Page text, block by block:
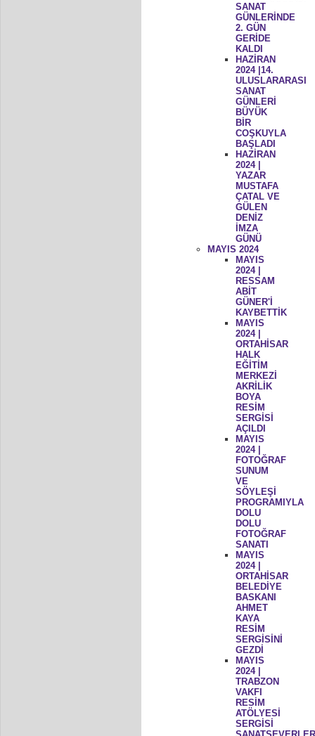
SANAT
GÜNLERİNDE
2. GÜN
GERİDE
KALDI
HAZİRAN
2024 |14.
ULUSLARARASI
SANAT
GÜNLERİ
BÜYÜK
BİR
COŞKUYLA
BAŞLADI
HAZİRAN
2024 |
YAZAR
MUSTAFA
ÇATAL VE
GÜLEN
DENİZ
İMZA
GÜNÜ
MAYIS 2024
MAYIS
2024 |
RESSAM
ABİT
GÜNER'İ
KAYBETTİK
MAYIS
2024 |
ORTAHİSAR
HALK
EĞİTİM
MERKEZİ
AKRİLİK
BOYA
RESİM
SERGİSİ
AÇILDI
MAYIS
2024 |
FOTOĞRAF
SUNUM
VE
SÖYLEŞİ
PROGRAMIYLA
DOLU
DOLU
FOTOĞRAF
SANATI
MAYIS
2024 |
ORTAHİSAR
BELEDİYE
BASKANI
AHMET
KAYA
RESİM
SERGİSİNİ
GEZDİ
MAYIS
2024 |
TRABZON
VAKFI
RESİM
ATÖLYESİ
SERGİSİ